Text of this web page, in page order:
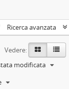
Ricerca avanzata
Vedere:
modificata